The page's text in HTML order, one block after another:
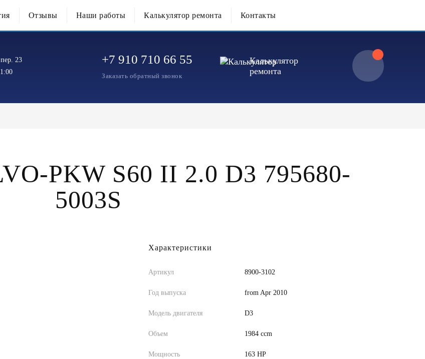
Отзывы Наши работы Калькулятор ремонта Контакты
23
+7 910 710 66 55
Заказать обратный звонок
Калькулятор
ремонта
PKW S60 II 2.0 D3 795680-
5003S
Характеристики
Артикул 8900-3102
Год выпуска from Apr 2010
Модель двигателя D3
Объем 1984 ccm
Мощность 163 HP